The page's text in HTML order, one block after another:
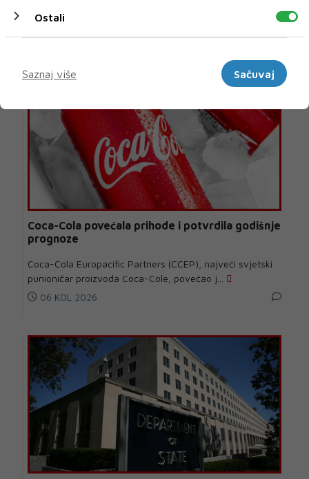
Vijesti iz svijeta
Coca-Cola povećala prihode i potvrdila godišnje
prognoze
Coca-Cola Europacific Partners (CCEP), najveći svjetski
punioničar proizvoda Coca-Cole, povećao j...
06 KOL 2026
Ostali
Saznaj više
Sačuvaj